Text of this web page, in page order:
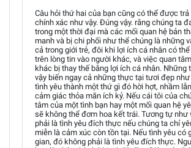
Câu hỏi thứ hai của bạn cũng có thể được
chính xác như vậy. Đúng vậy. rằng chúng ta
trong một thời đại mà các mối quan hệ bản
manh và bị chi phối như thể chúng là những
cả trong giới trẻ, đôi khi lợi ích cá nhân có
trên lòng tin vào người khác, và việc quan
khác bị thay thế bằng lợi ích cá nhân. Những
vậy biến ngay cả những thực tại tươi đẹp
tình yêu thành một thứ gì đó hời hợt, nhầm
cảm giác thỏa mãn ích kỷ. Nếu cái tôi của
tâm của một tình bạn hay một mối quan hệ
sẽ không thể đơm hoa kết trái. Tương tự như
phải là tình yêu đích thực nếu chúng ta chỉ
miễn là cảm xúc còn tồn tại. Nếu tình yêu có
gian, đó không phải là tình yêu đích thực.